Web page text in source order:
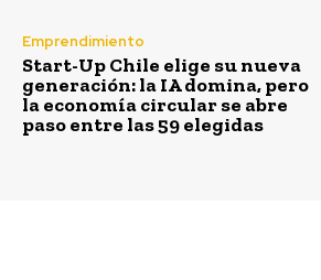
Emprendimiento
Start-Up Chile elige su nueva
generación: la IA domina, pero
la economía circular se abre
paso entre las 59 elegidas